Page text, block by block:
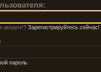
аккаунт? Зарегистрируйтесь сейчас!
пароль